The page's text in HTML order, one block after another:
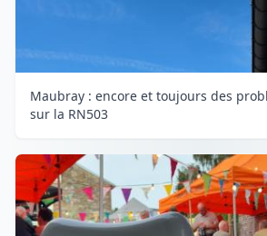
Maubray : encore et toujours des
sur la RN503